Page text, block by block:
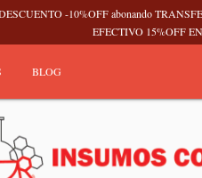
-10%OFF abonando
EFECTIVO 15%OFF
BLOG